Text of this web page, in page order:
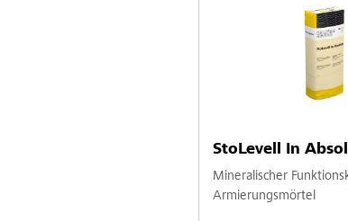
StoLevell In
Mineralischer
Armierungsmörtel